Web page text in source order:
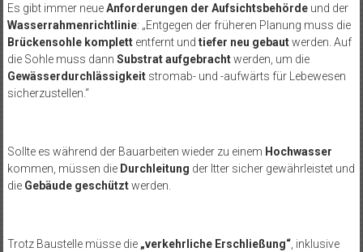
Es gibt immer neueAnforderungen der Aufsichtsbehördeund der
Wasserrahmenrichtlinie: „Entgegen der früheren Planung muss die
Brückensohle komplettentfernt und tiefer neu gebautwerden. Auf
die Sohle muss dann Substrat aufgebrachtwerden, um die
Gewässerdurchlässigkeitstromab- und -aufwärts für Lebewesen
sicherzustellen.“
Sollte es während der Bauarbeiten wieder zu einem Hochwasser
kommen, müssen die Durchleitung der Itter sicher gewährleistet und
die Gebäude geschütztwerden.
Trotz Baustelle müsse die „verkehrliche Erschließung“, inklusive